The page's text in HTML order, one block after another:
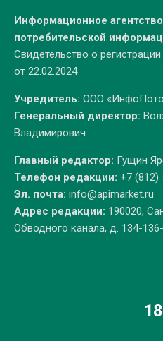
Информационное
потребительской
Свидетельство о
от 22.02.2024
Учредитель: ООО
Генеральный директор:
Владимирович
Главный редактор: Гущин
Телефон редакции: +7 (812)
Эл. почта: info@apimarket.ru
Адрес редакции: 190020,
Обводного канала, д. 134-